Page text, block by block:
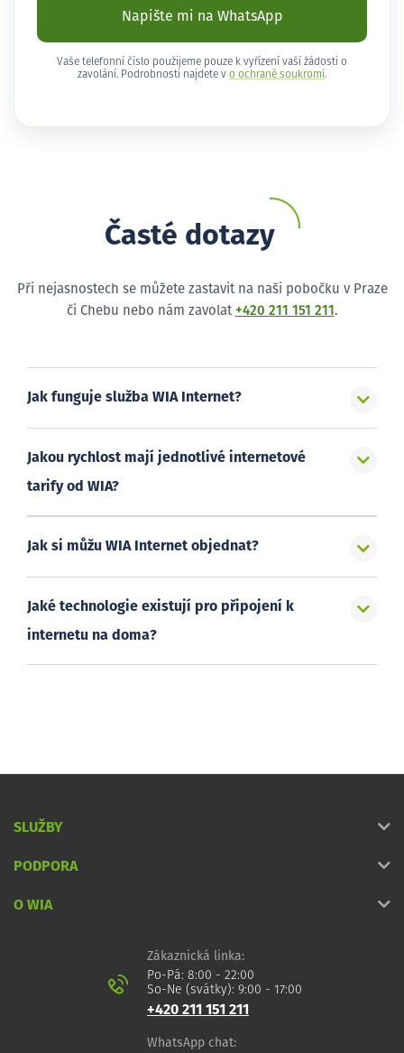
Napište mi na WhatsApp
Vaše telefonní číslo použijeme pouze k vyřízení vaší žádosti o
zavolání. Podrobnosti najdete v o ochraně soukromí .
Časté dotazy
Při nejasnostech se můžete zastavit na naši pobočku v Praze
či Chebu nebo nám zavolat +420 211 151 211 .
Jak funguje služba WIA Internet?
Jakou rychlost mají jednotlivé internetové
tarify od WIA?
Jak si můžu WIA Internet objednat?
Jaké technologie existují pro připojení k
internetu na doma?
SLUŽBY
PODPORA
O WIA
Zákaznická linka:
Po-Pá: 8:00 - 22:00
So-Ne (svátky): 9:00 - 17:00
+420 211 151 211
WhatsApp chat: